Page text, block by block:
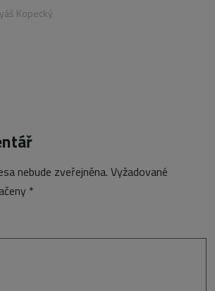
Kopecký
nebude zveřejněna. Vyžadované
*